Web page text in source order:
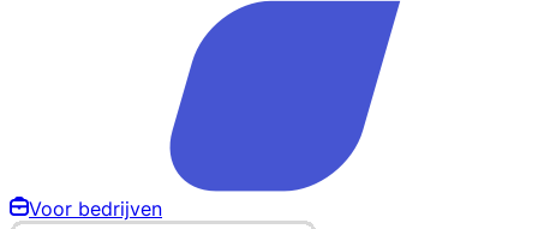
Voor bedrijven